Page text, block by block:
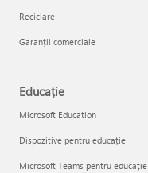
Reciclare
Garanții comerciale
Educație
Microsoft Education
Dispozitive pentru educație
Microsoft Teams pentru educație